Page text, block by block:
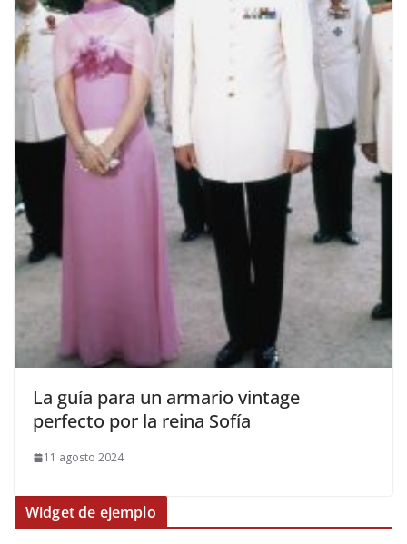
​La guía para un armario vintage
perfecto por la reina Sofía
11 agosto 2024
Widget de ejemplo